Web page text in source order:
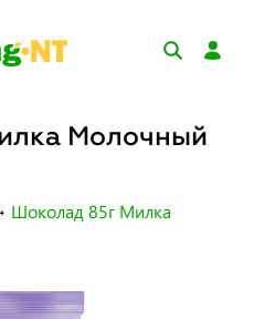
Молочный
Шоколад 85г Милка